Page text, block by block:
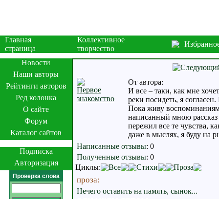
Главная
страница
Коллективное
творчество
Новости
Наши авторы
Рейтинги авторов
Ред колонка
О сайте
Форум
Каталог сайтов
Подписка
Авторизация
Проверка слова
Первое
знакомство
От автора:
И все – таки, как мне
реки посидеть, я
Пока живу
написанный мною рассказ
пережил все те чувства,
даже в мыслях, я буду на
Написанные отзывы: 0
Полученные отзывы: 0
Циклы:
Все Стихи Проза
проза:
Нечего оставить на память, сынок...